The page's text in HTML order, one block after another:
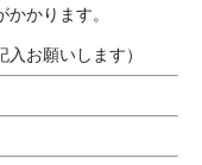
かります。
願いします）